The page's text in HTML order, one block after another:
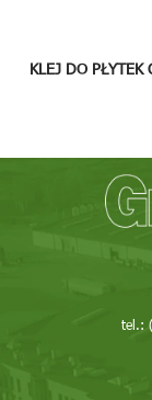
KLEJ DO PŁYTEK
tel.: